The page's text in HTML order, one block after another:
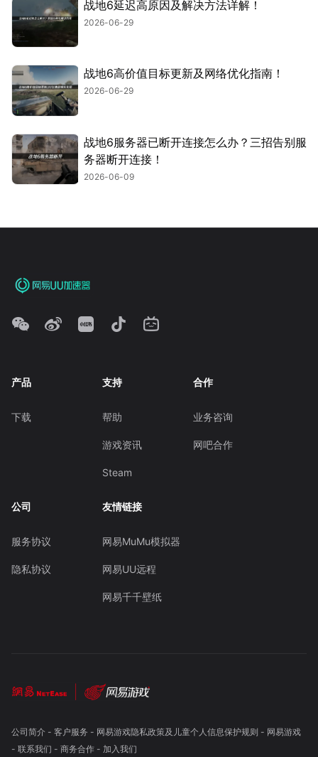
战地6延迟高原因及解决方法详解！
2026-06-29
战地6高价值目标更新及网络优化指南！
2026-06-29
战地6服务器已断开连接怎么办？三招告别服
务器断开连接！
2026-06-09
产品
下载
支持
帮助
游戏资讯
Steam
合作
业务咨询
网吧合作
公司
服务协议
隐私协议
友情链接
网易MuMu模拟器
网易UU远程
网易千千壁纸
公司简介- 客户服务 - 网易游戏隐私政策及儿童个人信息保护规则 - 网易游戏
- 联系我们 - 商务合作- 加入我们